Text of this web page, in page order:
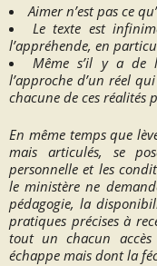
Aimer n’est pas ce
Le texte est
l’appréhende, en
Même s’il y a de
l’approche d’un réel
chacune de ces réalités
En même temps que
mais articulés, se
personnelle et les
le ministère ne
pédagogie, la
pratiques précises à
tout un chacun
échappe mais dont la